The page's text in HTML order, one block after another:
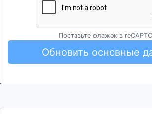
Поставьте флажок в
Обновить основные